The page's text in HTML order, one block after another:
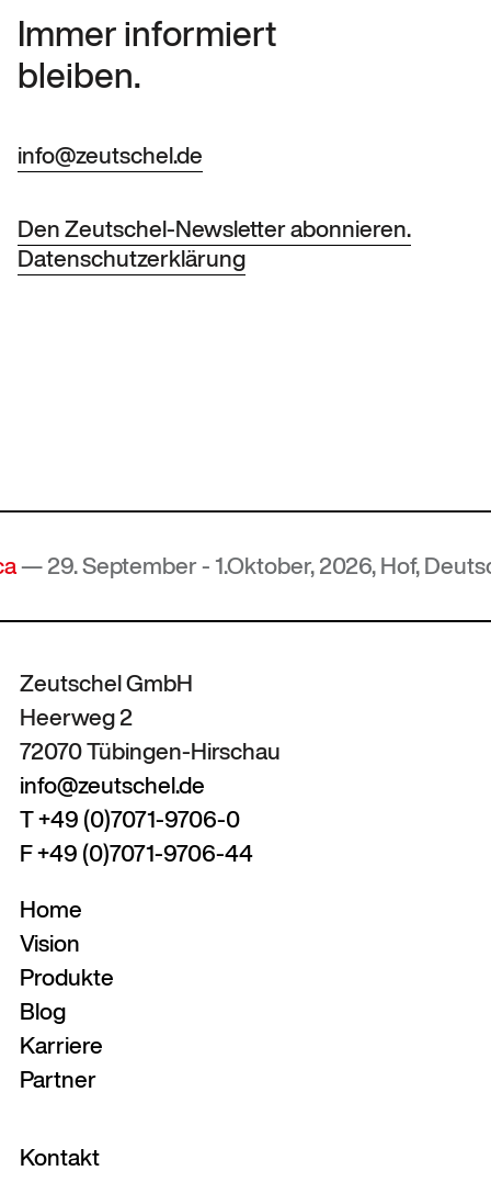
Immer informiert
bleiben.
info@zeutschel.de
Den Zeutschel-Newsletter abonnieren.
Datenschutzerklärung
- 1.Oktober, 2026, Hof, Deutschland
Zeutschel GmbH
Heerweg 2
72070 Tübingen-Hirschau
info@zeutschel.de
T +49 (0)7071-9706-0
F +49 (0)7071-9706-44
Home
Vision
Produkte
Blog
Karriere
Partner
Kontakt